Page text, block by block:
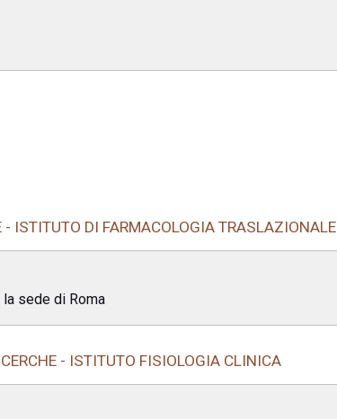
ISTITUTO DI FARMACOLOGIA TRASLAZIONALE
sede di Roma
- ISTITUTO FISIOLOGIA CLINICA